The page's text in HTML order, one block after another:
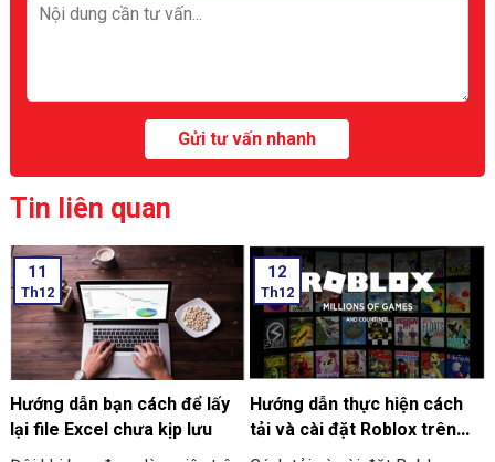
Tin liên quan
11
Th12
Hướng dẫn bạn cách để lấy
lại file Excel chưa kịp lưu
12
Th12
Hướng dẫn thực hiện cách
tải và cài đặt Roblox trên
máy tính thật đơn giản